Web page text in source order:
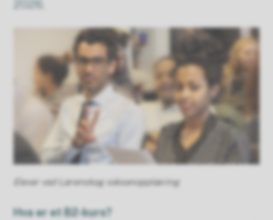
2026.
Elever ved Lørenskog voksenopplæring
Hva er et B2-kurs?